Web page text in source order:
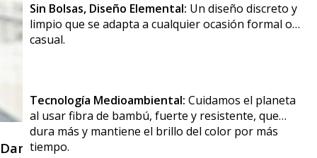
Dama
Sin Bolsas, Diseño Elemental: Un diseño discreto y
limpio que se adapta a cualquier ocasión formal o
casual.
Tecnología Medioambiental: Cuidamos el planeta
al usar fibra de bambú, fuerte y resistente, que
dura más y mantiene el brillo del color por más
tiempo.